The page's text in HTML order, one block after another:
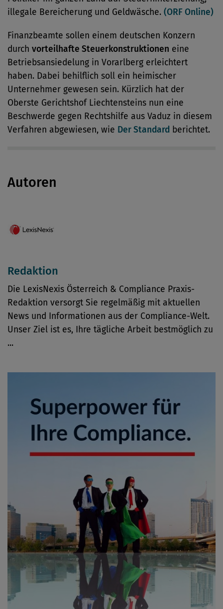
illegale Bereicherung und Geldwäsche. (ORF Online)
Finanzbeamte sollen einem deutschen Konzern
durch vorteilhafte Steuerkonstruktionen eine
Betriebsansiedelung in Vorarlberg erleichtert
haben. Dabei behilflich soll ein heimischer
Unternehmer gewesen sein. Kürzlich hat der
Oberste Gerichtshof Liechtensteins nun eine
Beschwerde gegen Rechtshilfe aus Vaduz in diesem
Verfahren abgewiesen, wie Der Standard berichtet.
Autoren
Redaktion
Die LexisNexis Österreich & Compliance Praxis-
Redaktion versorgt Sie regelmäßig mit aktuellen
News und Informationen aus der Compliance-Welt.
Unser Ziel ist es, Ihre tägliche Arbeit bestmöglich zu
...